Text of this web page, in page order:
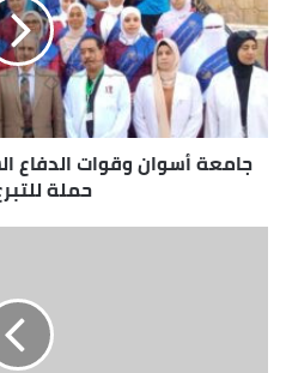
جامعة أسوان وقوات الدفاع
حملة